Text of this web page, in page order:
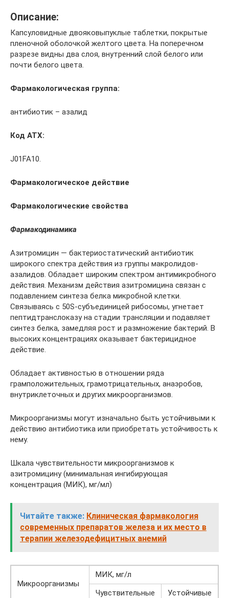
Описание:
Капсуловидные двояковыпуклые таблетки, покрытые
пленочной оболочкой желтого цвета. На поперечном
разрезе видны два слоя, внутренний слой белого или
почти белого цвета.
Фармакологическая группа:
антибиотик – азалид
Код АТХ:
J01FA10.
Фармакологическое действие
Фармакологические свойства
Фармакодинамика
Азитромицин — бактериостатический антибиотик
широкого спектра действия из группы макролидов-
азалидов. Обладает широким спектром антимикробного
действия. Механизм действия азитромицина связан с
подавлением синтеза белка микробной клетки.
Связываясь с 50S-субъединицей рибосомы, угнетает
пептидтранслоказу на стадии трансляции и подавляет
синтез белка, замедляя рост и размножение бактерий. В
высоких концентрациях оказывает бактерицидное
действие.
Обладает активностью в отношении ряда
грамположительных, грамотрицательных, анаэробов,
внутриклеточных и других микроорганизмов.
Микроорганизмы могут изначально быть устойчивыми к
действию антибиотика или приобретать устойчивость к
нему.
Шкала чувствительности микроорганизмов к
азитромицину (минимальная ингибирующая
концентрация (МИК), мг/мл)
Читайте также: Клиническая фармакология
современных препаратов железа и их место в
терапии железодефицитных анемий
Микроорганизмы
МИК, мг/л
Чувствительные
Устойчивые